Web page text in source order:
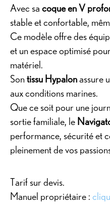
Avec sa coque en V
stable et confortable,
Ce modèle offre des
et un espace optimisé
matériel.
Son tissu Hypalonassure
aux conditions marines.
Que ce soit pour une
sortie familiale, le
performance, sécurité et
pleinement de vos
Tarif sur devis.
Manuel propriétaire :